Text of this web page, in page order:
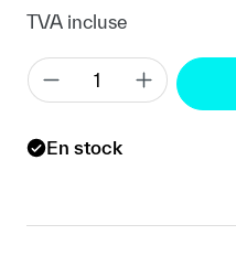
TVA incluse
En stock